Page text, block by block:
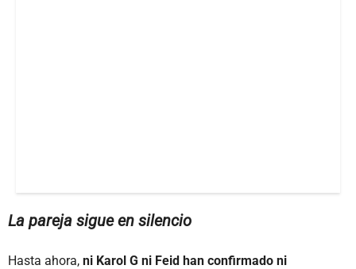
La pareja sigue en silencio
Hasta ahora, ni Karol G ni Feid han confirmado ni